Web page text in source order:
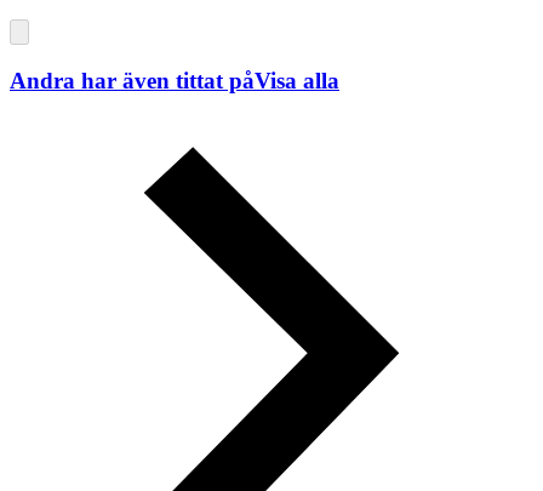
Andra har även tittat påVisa alla